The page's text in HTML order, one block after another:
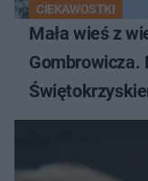
CIEKAWOSTKI
Mała wieś z
Gombrowicza.